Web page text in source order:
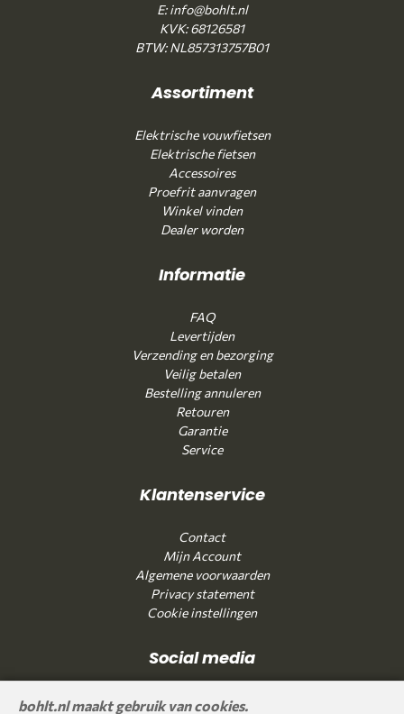
E: info@bohlt.nl
KVK: 68126581
BTW: NL857313757B01
Assortiment
Elektrische vouwfietsen
Elektrische fietsen
Accessoires
Proefrit aanvragen
Winkel vinden
Dealer worden
Informatie
FAQ
Levertijden
Verzending en bezorging
Veilig betalen
Bestelling annuleren
Retouren
Garantie
Service
Klantenservice
Contact
Mijn Account
Algemene voorwaarden
Privacy statement
Cookie instellingen
Social media
bohlt.nl maakt gebruik van cookies.